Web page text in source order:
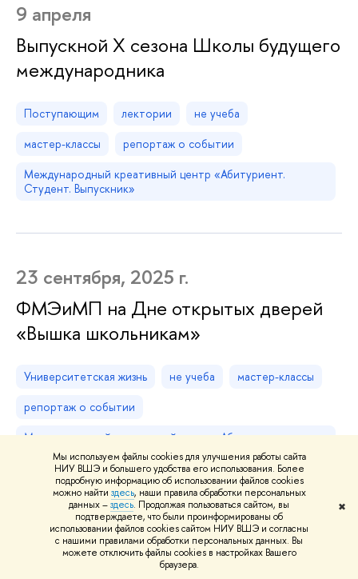
Мы используем файлы cookies для улучшения работы сайта
НИУ ВШЭ и большего удобства его использования. Более
подробную информацию об использовании файлов cookies
можно найти здесь, наши правила обработки персональных
данных –здесь. Продолжая пользоваться сайтом, вы
подтверждаете, что были проинформированы об
использовании файлов cookies сайтом НИУ ВШЭ и согласны
с нашими правилами обработки персональных данных. Вы
можете отключить файлы cookies в настройках Вашего
браузера.
✖
9 апреля
Выпускной X сезона Школы будущего
международника
Поступающим лектории
не учеба
мастер-классы
репортаж о событии
Международный креативный центр «Абитуриент.
Студент. Выпускник»
23 сентября, 2025 г.
ФМЭиМП на Дне открытых дверей
«Вышка школьникам»
Университетская жизнь не учеба
мастер-классы
репортаж о событии
Международный креативный центр «Абитуриент.
Студент. Выпускник»
25 апреля, 2025 г.
Выпускной Школы будущего